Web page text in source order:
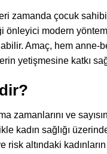
zamanda çocuk
modern
Amaç, hem anne-
yetişmesine katkı
ve
kadın sağlığı
risk altındaki